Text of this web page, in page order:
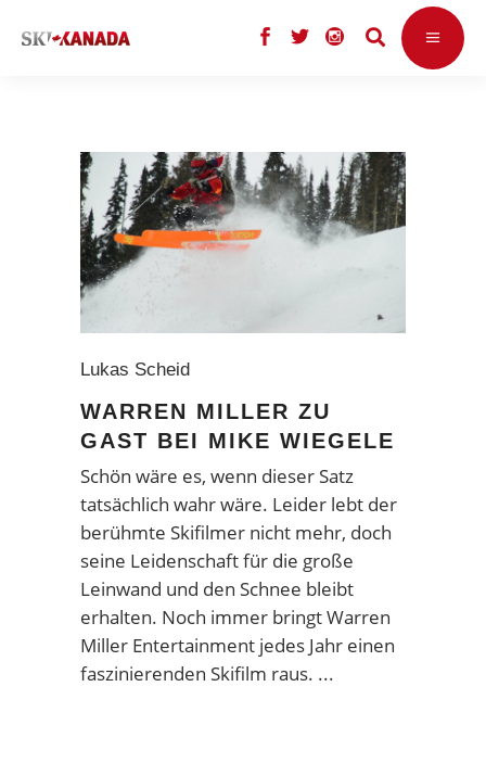
Lukas Scheid
WARREN MILLER ZU
GAST BEI MIKE WIEGELE
Schön wäre es, wenn dieser Satz
tatsächlich wahr wäre. Leider lebt der
berühmte Skifilmer nicht mehr, doch
seine Leidenschaft für die große
Leinwand und den Schnee bleibt
erhalten. Noch immer bringt Warren
Miller Entertainment jedes Jahr einen
faszinierenden Skifilm raus.